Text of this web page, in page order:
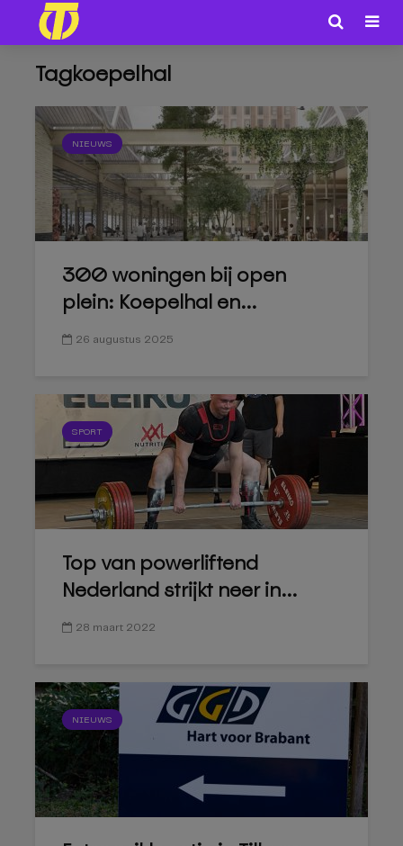
Tagkoepelhal
NIEUWS
300 woningen bij open
plein: Koepelhal en...
26 augustus 2025
SPORT
Top van powerliftend
Nederland strijkt neer in...
28 maart 2022
NIEUWS